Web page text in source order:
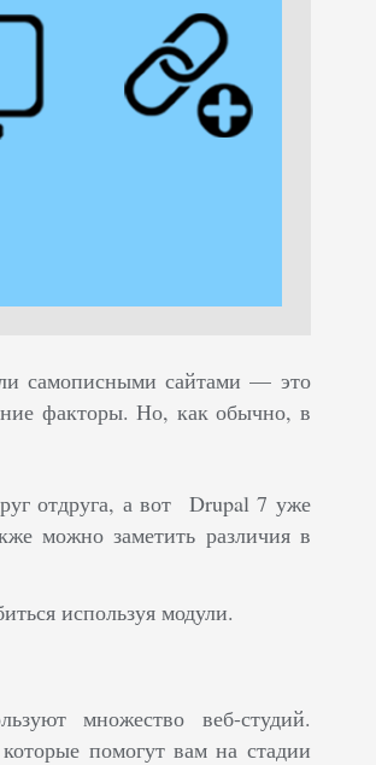
самописными сайтами — это
факторы.Но, как обычно, в
отдруга, а вот Drupal 7 уже
можно заметить различия в
используя модули.
множество веб-студий.
помогут вам на стадии